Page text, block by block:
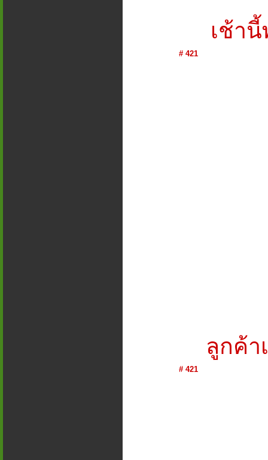
เช้า
# 421
ลูกค้า
# 421